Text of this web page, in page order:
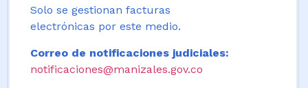
Solo se gestionan facturas
electrónicas por este medio.
Correo de notificaciones judiciales:
notificaciones@manizales.gov.co